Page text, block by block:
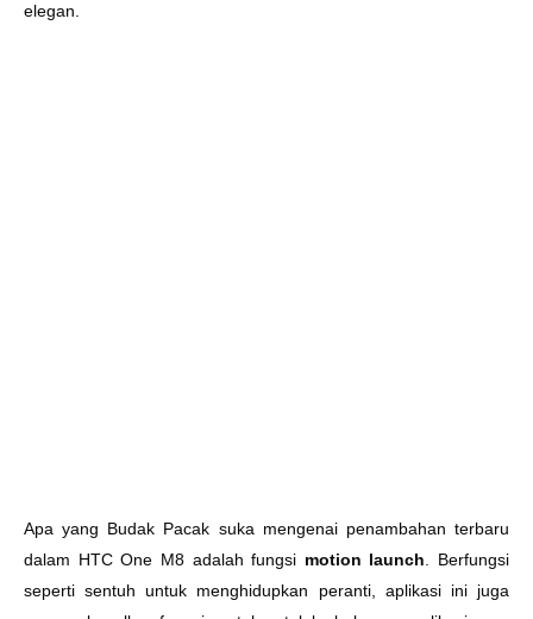
elegan.
Apa yang Budak Pacak suka mengenai penambahan terbaru
dalam HTC One M8 adalah fungsi motion launch . Berfungsi
seperti sentuh untuk menghidupkan peranti, aplikasi ini juga